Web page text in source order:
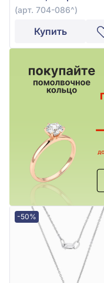
(арт. 704-086^)
Купить
-50%